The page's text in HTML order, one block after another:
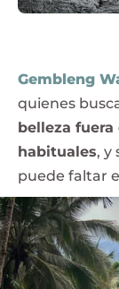
Gembleng
quienes
belleza
habituales, y
puede faltar